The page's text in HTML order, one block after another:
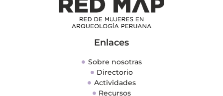
Enlaces
Sobre nosotras
Directorio
Actividades
Recursos